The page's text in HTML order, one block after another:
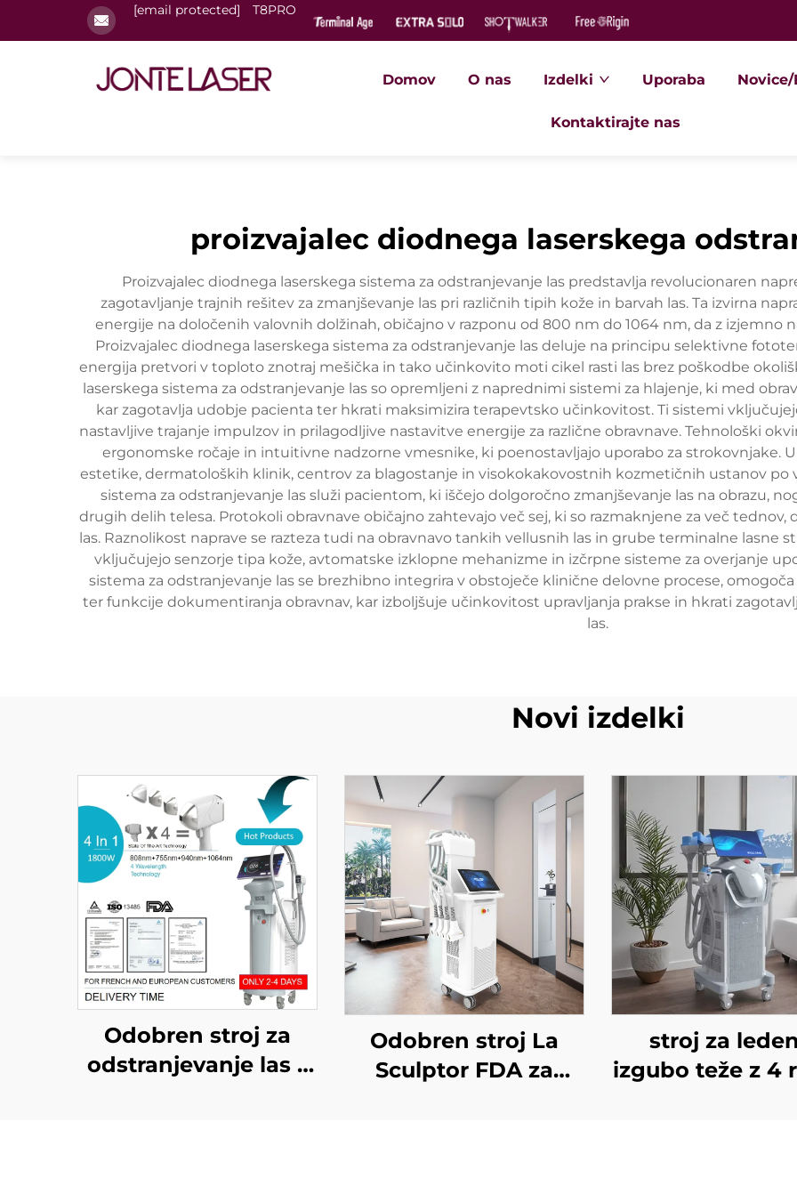
[email protected] T8PRO
Domov O nas Izdelki Uporaba
Kontaktirajte nas
proizvajalec diodnega laserskega
Proizvajalec diodnega laserskega sistema za odstranjevanje las predstavlja revolucionaren
zagotavljanje trajnih rešitev za zmanjševanje las pri različnih tipih kože in barvah las. Ta izvirna
energije na določenih valovnih dolžinah, običajno v razponu od 800 nm do 1064 nm, da z izjemno
Proizvajalec diodnega laserskega sistema za odstranjevanje las deluje na principu selektivne
energija pretvori v toploto znotraj mešička in tako učinkovito moti cikel rasti las brez poškodbe
laserskega sistema za odstranjevanje las so opremljeni z naprednimi sistemi za hlajenje, ki med
kar zagotavlja udobje pacienta ter hkrati maksimizira terapevtsko učinkovitost. Ti sistemi
nastavljive trajanje impulzov in prilagodljive nastavitve energije za različne obravnave. Tehnološki
ergonomske ročaje in intuitivne nadzorne vmesnike, ki poenostavljajo uporabo za strokovnjake.
estetike, dermatoloških klinik, centrov za blagostanje in visokokakovostnih kozmetičnih ustanov po
sistema za odstranjevanje las služi pacientom, ki iščejo dolgoročno zmanjševanje las na obrazu,
drugih delih telesa. Protokoli obravnave običajno zahtevajo več sej, ki so razmaknjene za več tednov,
las. Raznolikost naprave se razteza tudi na obravnavo tankih vellusnih las in grube terminalne lasne
vključujejo senzorje tipa kože, avtomatske izklopne mehanizme in izčrpne sisteme za overjanje
sistema za odstranjevanje las se brezhibno integrira v obstoječe klinične delovne procese,
ter funkcije dokumentiranja obravnav, kar izboljšuje učinkovitost upravljanja prakse in hkrati
las.
Novi izdelki
Odobren stroj za
odstranjevanje las z
Odobren stroj La
Sculptor FDA za
stroj za
izgubo teže z 4